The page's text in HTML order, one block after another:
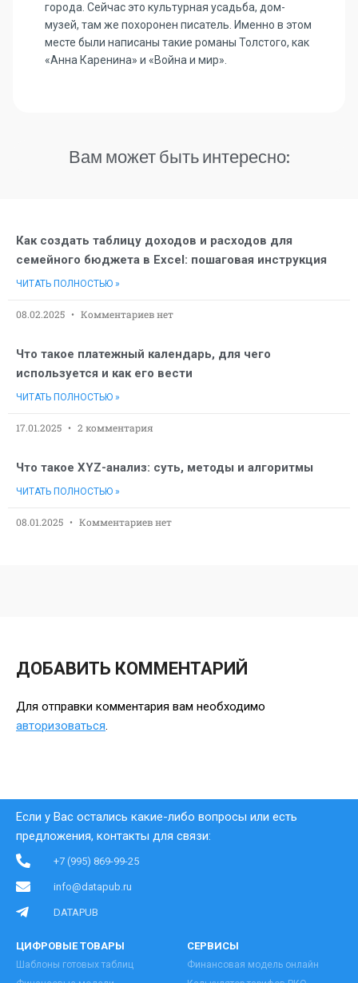
города. Сейчас это культурная усадьба, дом-
музей, там же похоронен писатель. Именно в этом
месте были написаны такие романы Толстого, как
«Анна Каренина» и «Война и мир».
Вам может быть интересно:
Как создать таблицу доходов и расходов для
семейного бюджета в Excel: пошаговая инструкция
ЧИТАТЬ ПОЛНОСТЬЮ »
08.02.2025 Комментариев нет
Что такое платежный календарь, для чего
используется и как его вести
ЧИТАТЬ ПОЛНОСТЬЮ »
17.01.2025 2 комментария
Что такое XYZ-анализ: суть, методы и алгоритмы
ЧИТАТЬ ПОЛНОСТЬЮ »
08.01.2025 Комментариев нет
ДОБАВИТЬ КОММЕНТАРИЙ
Для отправки комментария вам необходимо
авторизоваться.
Если у Вас остались какие-либо вопросы или есть
предложения, контакты для связи:
+7 (995) 869-99-25
info@datapub.ru
DATAPUB
ЦИФРОВЫЕ ТОВАРЫ
Шаблоны готовых таблиц
СЕРВИСЫ
Финансовая модель онлайн